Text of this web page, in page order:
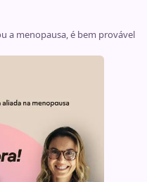
a menopausa, é bem provável